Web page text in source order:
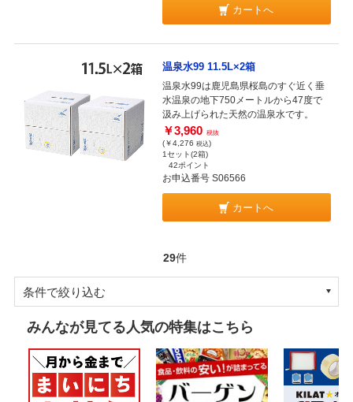
カートへ
温泉水99 11.5L×2箱
温泉水99は鹿児島県桜島のすぐ近く垂
水温泉の地下750メートルから47度で
汲み上げられた天然の温泉水です。
￥3,960 税抜
(￥4,276 税込)
1セット(2箱)
42ポイント
お申込番号 S06566
カートへ
29件
条件で絞り込む
みんなが見てる人気の特集はこちら